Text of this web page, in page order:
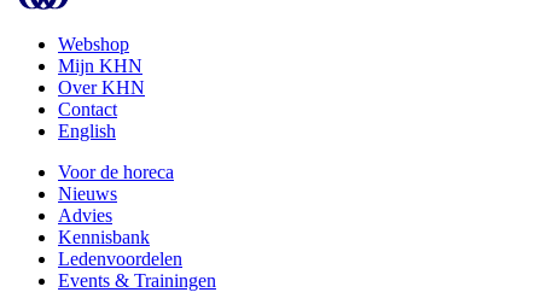
Webshop
Mijn KHN
Over KHN
Contact
English
Voor de horeca
Nieuws
Advies
Kennisbank
Ledenvoordelen
Events & Trainingen